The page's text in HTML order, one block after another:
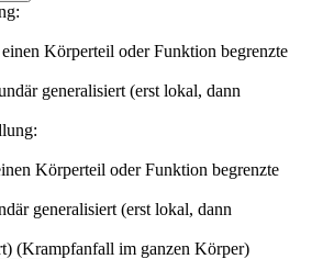
Körperteil oder Funktion begrenzte
generalisiert (erst lokal, dann
Körperteil oder Funktion begrenzte
generalisiert (erst lokal, dann
(Krampfanfall im ganzen Körper)